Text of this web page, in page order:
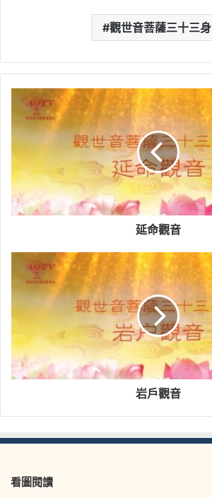
觀世音菩薩三十三身
延命觀音
岩戶觀音
看圖閱讀